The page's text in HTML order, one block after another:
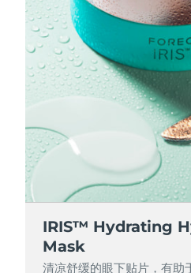
IRIS™ Hydrating
Mask
清凉舒缓的眼下贴片，有助